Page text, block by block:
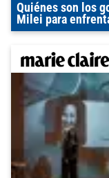
Quiénes son los
Milei para